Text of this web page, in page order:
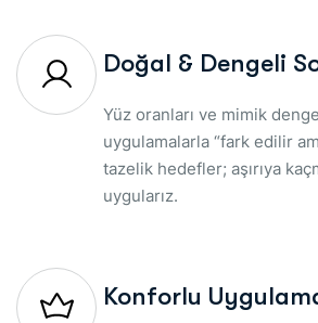
Doğal & Dengeli
Yüz oranları ve mimik
uygulamalarla “fark edilir
tazelik hedefler; aşırıya
uygularız.
Konforlu